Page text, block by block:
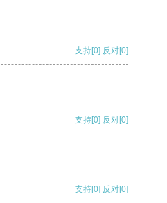
支持[0] 反对[0]
支持[0] 反对[0]
支持[0] 反对[0]